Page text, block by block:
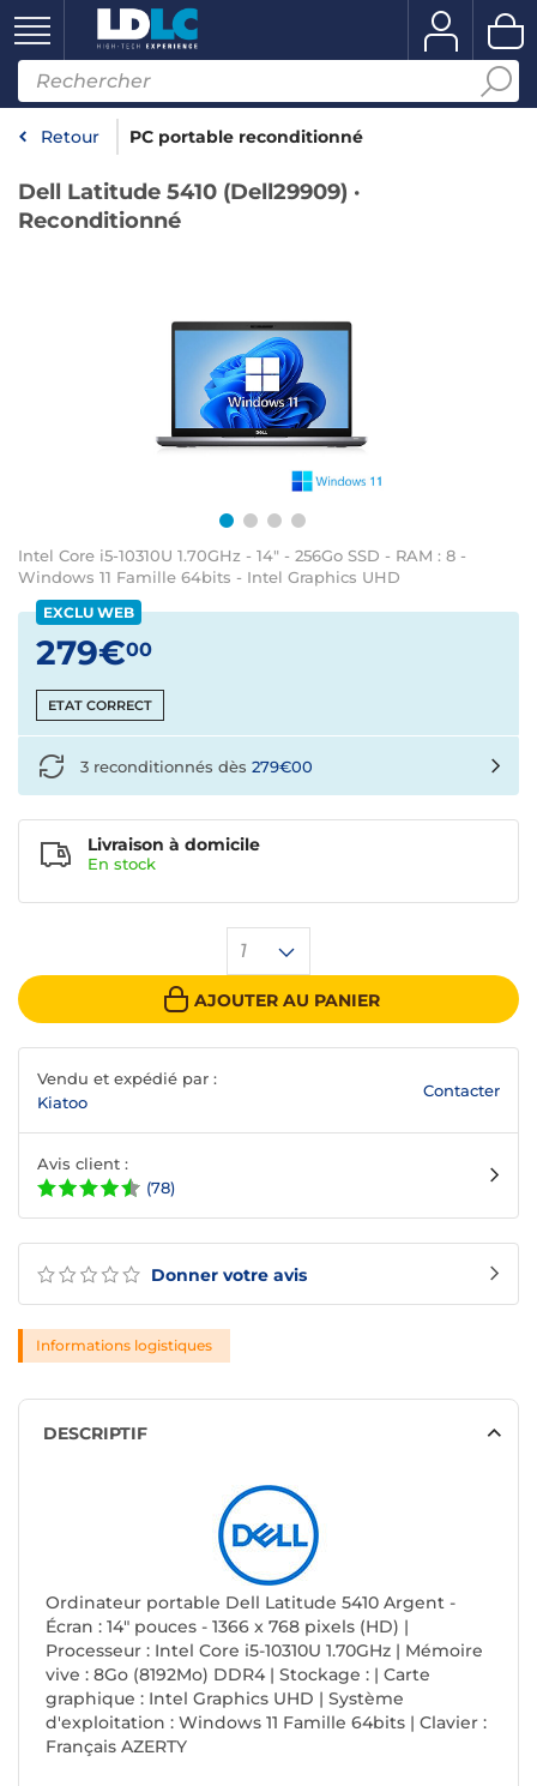
Retour PC portable reconditionné
Dell Latitude 5410 (Dell29909) ·
Reconditionné
Intel Core i5-10310U 1.70GHz - 14" - 256Go SSD - RAM : 8 -
Windows 11 Famille 64bits - Intel Graphics UHD
Donner votre avis
EXCLU WEB
279€00
ETAT CORRECT
1
AJOUTER AU PANIER
Livraison à domicile
En stock
3 reconditionnés dès 279€00
Vendu et expédié par :
Kiatoo
Contacter
Avis client :
(78)
Informations logistiques
DESCRIPTIF
Ordinateur portable Dell Latitude 5410 Argent -
Écran : 14" pouces - 1366 x 768 pixels (HD) |
Processeur : Intel Core i5-10310U 1.70GHz | Mémoire
vive : 8Go (8192Mo) DDR4 | Stockage : | Carte
graphique : Intel Graphics UHD | Système
d'exploitation : Windows 11 Famille 64bits | Clavier :
Français AZERTY